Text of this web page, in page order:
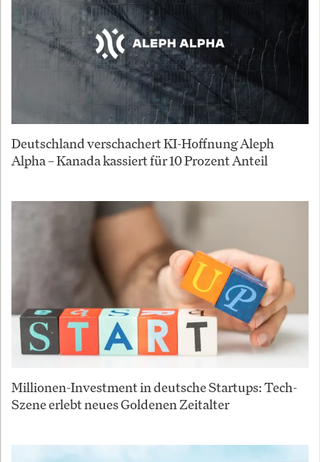
Deutschland verschachert KI-Hoffnung Aleph
Alpha – Kanada kassiert für 10 Prozent Anteil
Millionen-Investment in deutsche Startups: Tech-
Szene erlebt neues Goldenen Zeitalter